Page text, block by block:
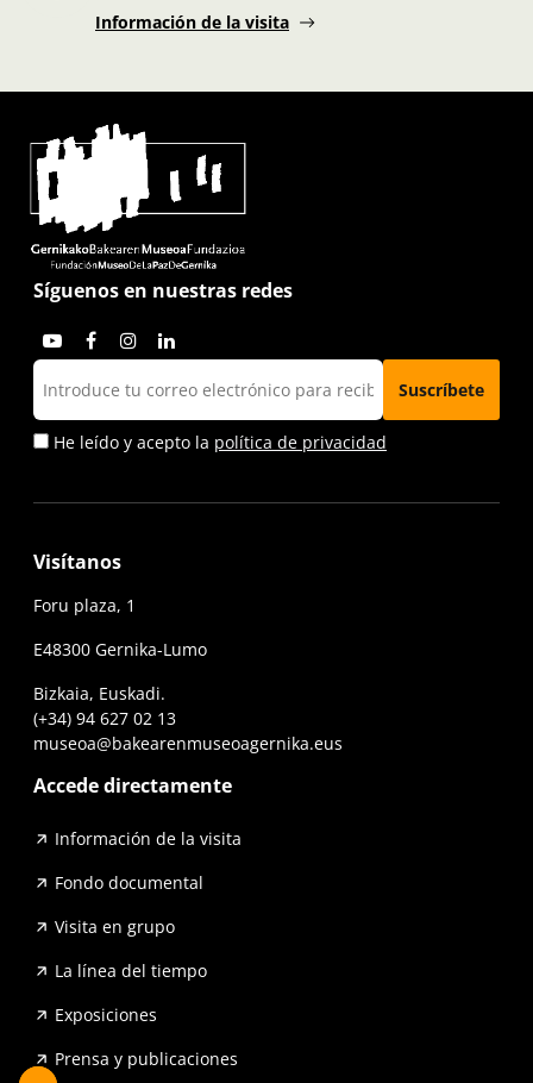
Información de la visita
Síguenos en nuestras redes
He leído y acepto la política de privacidad
Visítanos
Foru plaza, 1
E48300 Gernika-Lumo
Bizkaia, Euskadi.
(+34) 94 627 02 13
museoa@bakearenmuseoagernika.eus
Accede directamente
Información de la visita
Fondo documental
Visita en grupo
La línea del tiempo
Exposiciones
Prensa y publicaciones